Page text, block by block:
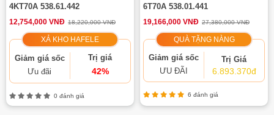
4KT70A 538.61.442
12,754,000 VNĐ 18,220,000 VNĐ
XẢ KHO HAFELE
Giảm giá sốc
Ưu đãi
Trị giá
42%
0 đánh giá
6T70A 538.01.441
19,166,000 VNĐ 27,380,000 VNĐ
QUÀ TẶNG NÀNG
Giảm giá sốc
ƯU ĐÃI
Trị Giá
6.893.370đ
6 đánh giá